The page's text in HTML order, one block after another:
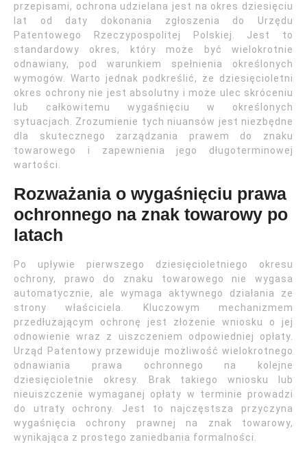
przepisami, ochrona udzielana jest na okres dziesięciu
lat od daty dokonania zgłoszenia do Urzędu
Patentowego Rzeczypospolitej Polskiej. Jest to
standardowy okres, który może być wielokrotnie
odnawiany, pod warunkiem spełnienia określonych
wymogów. Warto jednak podkreślić, że dziesięcioletni
okres ochrony nie jest absolutny i może ulec skróceniu
lub całkowitemu wygaśnięciu w określonych
sytuacjach. Zrozumienie tych niuansów jest niezbędne
dla skutecznego zarządzania prawem do znaku
towarowego i zapewnienia jego długoterminowej
wartości.
Rozważania o wygaśnięciu prawa
ochronnego na znak towarowy po
latach
Po upływie pierwszego dziesięcioletniego okresu
ochrony, prawo do znaku towarowego nie wygasa
automatycznie, ale wymaga aktywnego działania ze
strony właściciela. Kluczowym mechanizmem
przedłużającym ochronę jest złożenie wniosku o jej
odnowienie wraz z uiszczeniem odpowiedniej opłaty.
Urząd Patentowy przewiduje możliwość wielokrotnego
odnawiania prawa ochronnego na kolejne
dziesięcioletnie okresy. Brak takiego wniosku lub
nieuiszczenie wymaganej opłaty w terminie prowadzi
do utraty ochrony. Jest to najczęstsza przyczyna
wygaśnięcia ochrony prawnej na znak towarowy,
wynikająca z prostego zaniedbania formalności.